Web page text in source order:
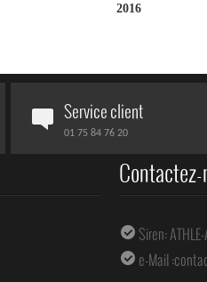
2016
Service client
01 75 84 76 20
Siren:
e-Mail :